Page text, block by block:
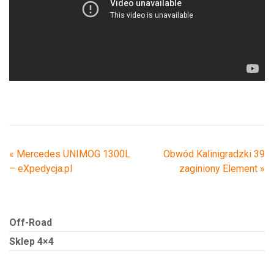
« Mercedes UNIMOG 1300L
– eXpedycja.pl
Obwód Kalinigradzki 39
zaginiony Element »
Off-Road
Sklep 4×4